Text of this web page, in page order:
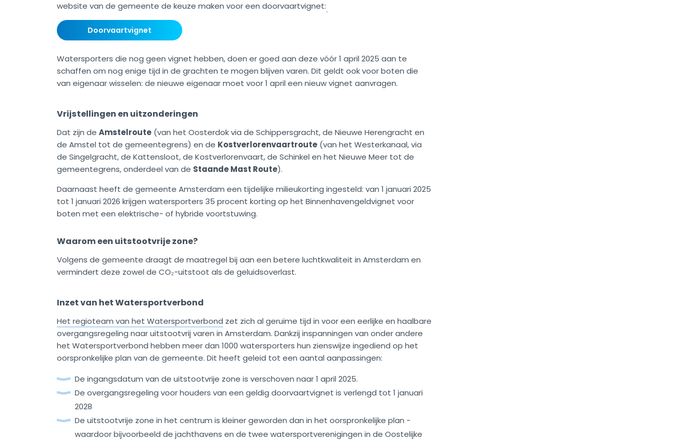
website van de gemeente de keuze maken voor een doorvaartvignet:
Doorvaartvignet
Watersporters die nog geen vignet hebben, doen er goed aan deze vóór 1 april 2025 aan te
schaffen om nog enige tijd in de grachten te mogen blijven varen. Dit geldt ook voor boten die
van eigenaar wisselen: de nieuwe eigenaar moet voor 1 april een nieuw vignet aanvragen.
Vrijstellingen en uitzonderingen
Dat zijn de Amstelroute (van het Oosterdok via de Schippersgracht, de Nieuwe Herengracht en
de Amstel tot de gemeentegrens) en de Kostverlorenvaartroute (van het Westerkanaal, via
de Singelgracht, de Kattensloot, de Kostverlorenvaart, de Schinkel en het Nieuwe Meer tot de
gemeentegrens, onderdeel van de Staande Mast Route).
Daarnaast heeft de gemeente Amsterdam een tijdelijke milieukorting ingesteld: van 1 januari 2025
tot 1 januari 2026 krijgen watersporters 35 procent korting op het Binnenhavengeldvignet voor
boten met een elektrische- of hybride voortstuwing.
Waarom een uitstootvrije zone?
Volgens de gemeente draagt de maatregel bij aan een betere luchtkwaliteit in Amsterdam en
vermindert deze zowel de CO₂-uitstoot als de geluidsoverlast.
Inzet van het Watersportverbond
Het regioteam van het Watersportverbond zet zich al geruime tijd in voor een eerlijke en haalbare
overgangsregeling naar uitstootvrij varen in Amsterdam. Dankzij inspanningen van onder andere
het Watersportverbond hebben meer dan 1000 watersporters hun zienswijze ingediend op het
oorspronkelijke plan van de gemeente. Dit heeft geleid tot een aantal aanpassingen:
De ingangsdatum van de uitstootvrije zone is verschoven naar 1 april 2025.
De overgangsregeling voor houders van een geldig doorvaartvignet is verlengd tot 1 januari
2028
De uitstootvrije zone in het centrum is kleiner geworden dan in het oorspronkelijke plan -
waardoor bijvoorbeeld de jachthavens en de twee watersportverenigingen in de Oostelijke